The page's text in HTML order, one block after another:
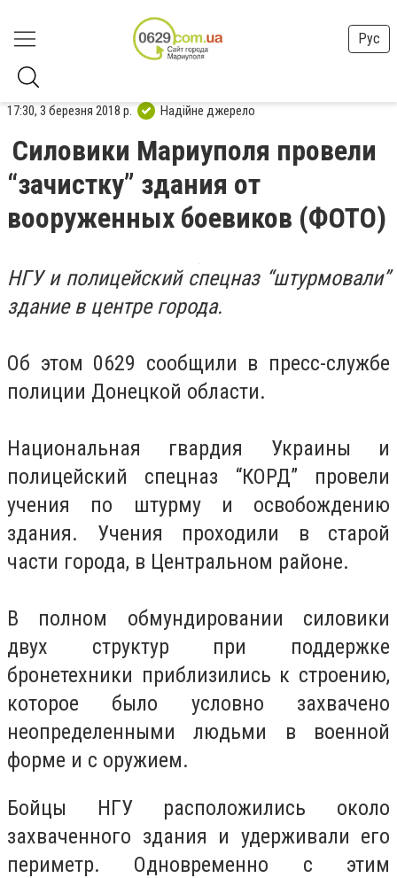
Рус
17:30, 3 березня 2018 р. Надійне джерело
Силовики Мариуполя провели
“зачистку” здания от
вооруженных боевиков (ФОТО)
НГУ и полицейский спецназ “штурмовали”
здание в центре города.
Об этом 0629 сообщили в пресс-службе
полиции Донецкой области.
Национальная гвардия Украины и
полицейский спецназ “КОРД” провели
учения по штурму и освобождению
здания. Учения проходили в старой
части города, в Центральном районе.
В полном обмундировании силовики
двух структур при поддержке
бронетехники приблизились к строению,
которое было условно захвачено
неопределенными людьми в военной
форме и с оружием.
Бойцы НГУ расположились около
захваченного здания и удерживали его
периметр. Одновременно с этим